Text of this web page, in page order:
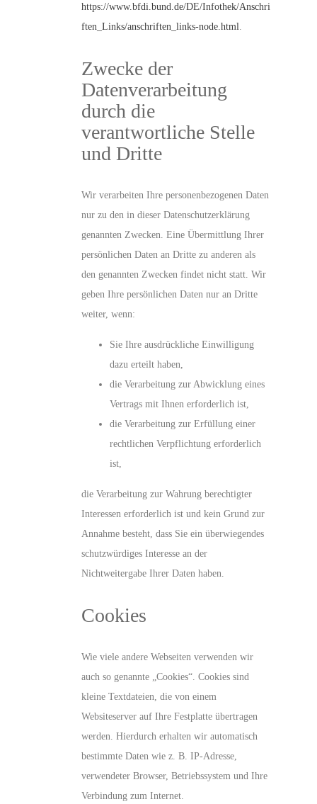
https://www.bfdi.bund.de/DE/Infothek/Anschri
ften_Links/anschriften_links-node.html
Zwecke der
Datenverarbeitung
durch die
verantwortliche Stelle
und Dritte
Wir verarbeiten Ihre personenbezogenen Daten
nur zu den in dieser Datenschutzerklärung
genannten Zwecken. Eine Übermittlung Ihrer
persönlichen Daten an Dritte zu anderen als
den genannten Zwecken findet nicht statt. Wir
geben Ihre persönlichen Daten nur an Dritte
weiter, wenn:
Sie Ihre ausdrückliche Einwilligung
dazu erteilt haben,
die Verarbeitung zur Abwicklung eines
Vertrags mit Ihnen erforderlich ist,
die Verarbeitung zur Erfüllung einer
rechtlichen Verpflichtung erforderlich
ist,
die Verarbeitung zur Wahrung berechtigter
Interessen erforderlich ist und kein Grund zur
Annahme besteht, dass Sie ein überwiegendes
schutzwürdiges Interesse an der
Nichtweitergabe Ihrer Daten haben.
Cookies
Wie viele andere Webseiten verwenden wir
auch so genannte „Cookies“. Cookies sind
kleine Textdateien, die von einem
Websiteserver auf Ihre Festplatte übertragen
werden. Hierdurch erhalten wir automatisch
bestimmte Daten wie z. B. IP-Adresse,
verwendeter Browser, Betriebssystem und Ihre
Verbindung zum Internet.